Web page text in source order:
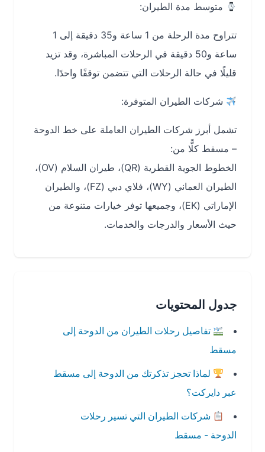
متوسط مدة الطيران:
تتراوح مدة الرحلة من 1 ساعة و35 دقيقة إلى 1
ساعة و50 دقيقة في الرحلات المباشرة، وقد تزيد
قليلًا في حالة الرحلات التي تتضمن توقفًا واحدًا.
شركات الطيران المتوفرة:
تشمل أبرز شركات الطيران العاملة على خط الدوحة
– مسقط كلًّا من:
الخطوط الجوية القطرية (QR)، طيران السلام (OV)،
الطيران العماني (WY)، فلاي دبي (FZ)، والطيران
الإماراتي (EK)، وجميعها توفر خيارات متنوعة من
حيث الأسعار والدرجات والخدمات.
جدول المحتويات
تفاصيل رحلات الطيران من الدوحة إلى
مسقط
لماذا تحجز تذكرتك من الدوحة إلى مسقط
عبر دايركت؟
شركات الطيران التي تسير رحلات
الدوحة - مسقط